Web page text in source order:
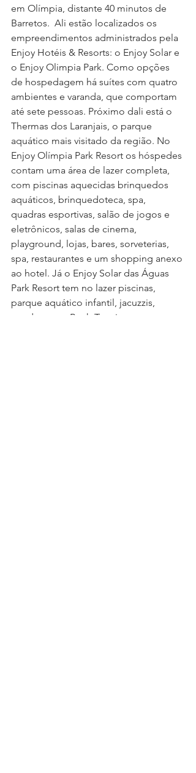
em Olímpia, distante 40 minutos de
Barretos.  Ali estão localizados os
empreendimentos administrados pela
Enjoy Hotéis & Resorts: o Enjoy Solar e
o Enjoy Olimpia Park. Como opções
de hospedagem há suítes com quatro
ambientes e varanda, que comportam
até sete pessoas. Próximo dali está o
Thermas dos Laranjais, o parque
aquático mais visitado da região. No
Enjoy Olímpia Park Resort os hóspedes
contam uma área de lazer completa,
com piscinas aquecidas brinquedos
aquáticos, brinquedoteca, spa,
quadras esportivas, salão de jogos e
eletrônicos, salas de cinema,
playground, lojas, bares, sorveterias,
spa, restaurantes e um shopping anexo
ao hotel. Já o Enjoy Solar das Águas
Park Resort tem no lazer piscinas,
parque aquático infantil, jacuzzis,
quadras para Bech Tennis entre outras